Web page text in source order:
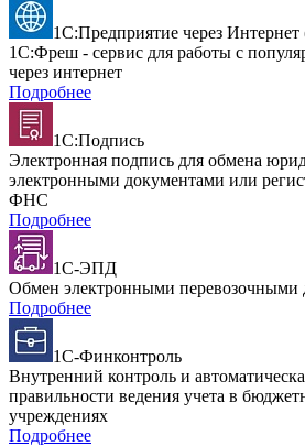
1С:Предприятие через
1С:Фреш - сервис для работы с
через интернет
Подробнее
1С:Подпись
Электронная подпись для обмена
электронными документами или
ФНС
Подробнее
1С-ЭПД
Обмен электронными перевозочными
Подробнее
1С-Финконтроль
Внутренний контроль и
правильности ведения учета в
учреждениях
Подробнее